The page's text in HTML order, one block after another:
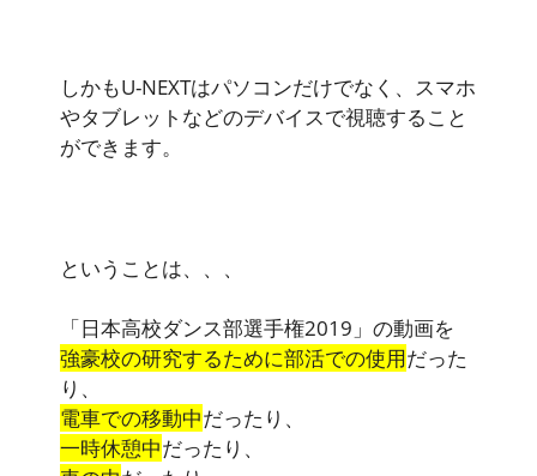
しかもU-NEXTはパソコンだけでなく、スマホ
やタブレットなどのデバイスで視聴すること
ができます。
ということは、、、
「日本高校ダンス部選手権2019」の動画を
強豪校の研究するために部活での使用だった
り、
電車での移動中だったり、
一時休憩中だったり、